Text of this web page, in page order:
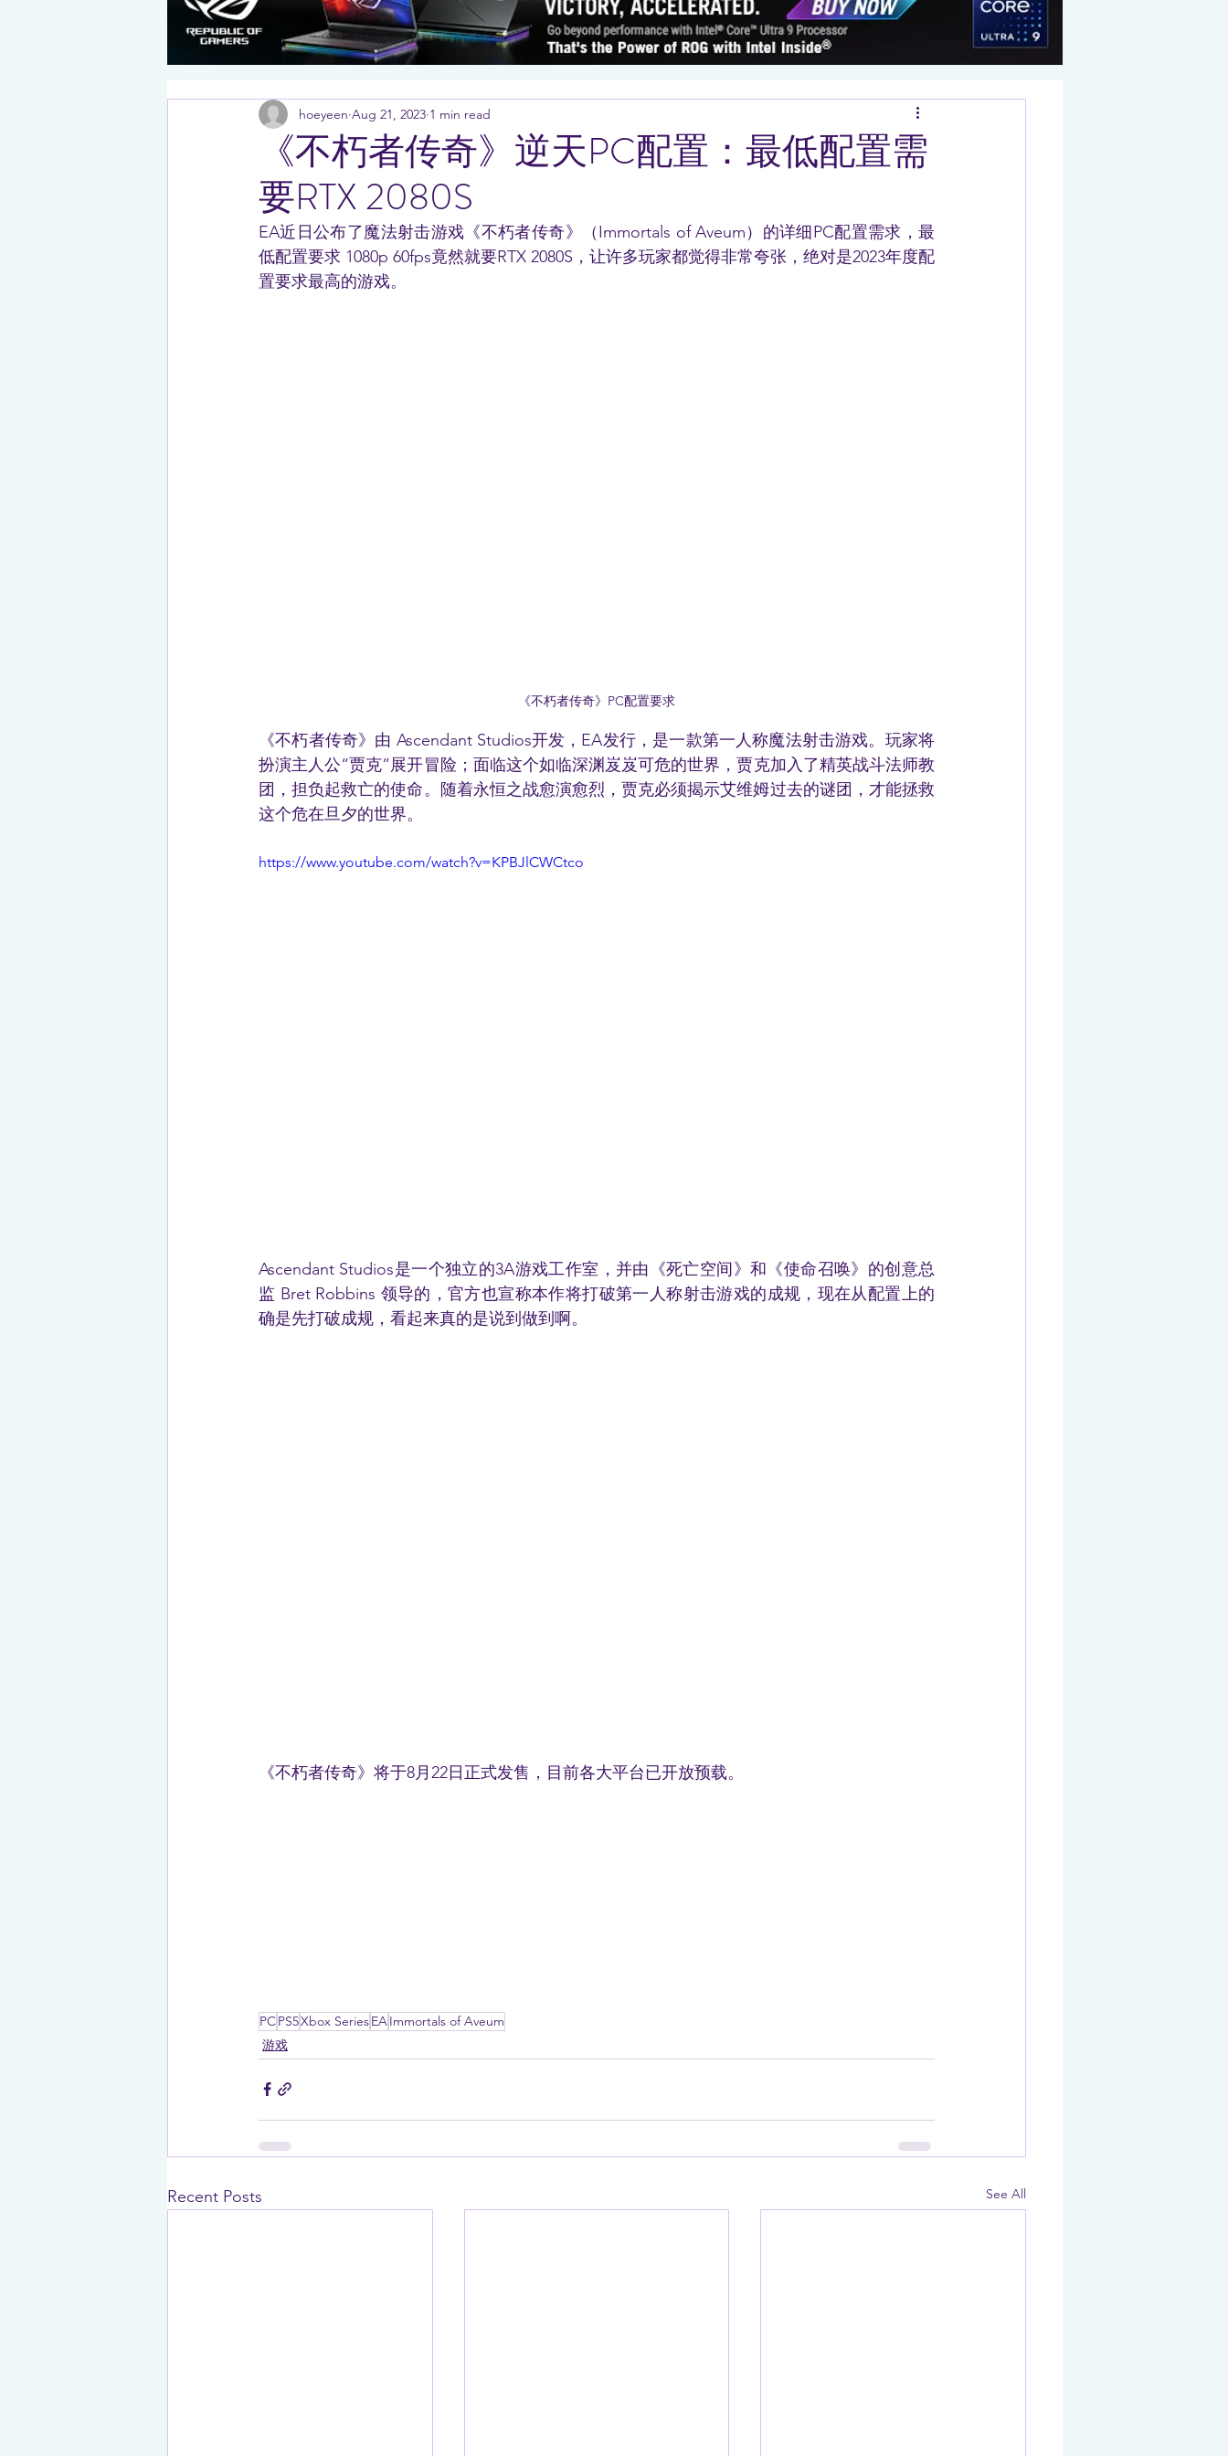
《不朽者传奇》逆天PC配置：最低配置需
要RTX 2080S
hoeyeen Aug 21, 2023 1 min read
EA近日公布了魔法射击游戏《不朽者传奇》（Immortals of Aveum）的详细PC配置需求，最
低配置要求 1080p 60fps竟然就要RTX 2080S，让许多玩家都觉得非常夸张，绝对是2023年度配
置要求最高的游戏。
《不朽者传奇》PC配置要求
《不朽者传奇》由 Ascendant Studios开发，EA发行，是一款第一人称魔法射击游戏。玩家将
扮演主人公“贾克”展开冒险；面临这个如临深渊岌岌可危的世界，贾克加入了精英战斗法师教
团，担负起救亡的使命。随着永恒之战愈演愈烈，贾克必须揭示艾维姆过去的谜团，才能拯救
这个危在旦夕的世界。
https://www.youtube.com/watch?v=KPBJlCWCtco
Ascendant Studios是一个独立的3A游戏工作室，并由《死亡空间》和《使命召唤》的创意总
监 Bret Robbins 领导的，官方也宣称本作将打破第一人称射击游戏的成规，现在从配置上的
确是先打破成规，看起来真的是说到做到啊。
《不朽者传奇》将于8月22日正式发售，目前各大平台已开放预载。
PCPS5Xbox SeriesEAImmortals of Aveum
游戏
Recent Posts See All